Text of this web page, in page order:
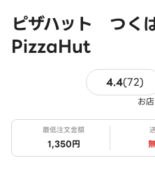
ピザハット つく
PizzaHut
4.4(72)
お
最低注文金額
1,350円